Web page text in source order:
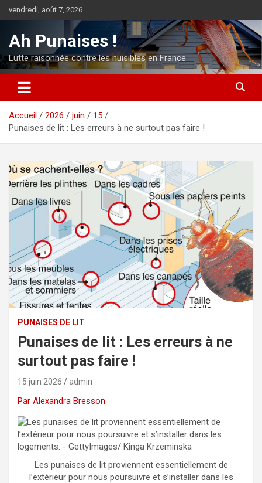
au
vendredi, août 7, 2026
Ah Punaises !
Lutte raisonnée contre les nuisibles en France
Accueil 2026 juin
15
Punaises de lit : Les erreurs à ne surtout pas faire !
PUNAISES DE LIT
Punaises de lit : Les erreurs à ne
surtout pas faire !
15 juin 2026 admin
Par Alexandra Bresson
Les punaises de lit proviennent essentiellement de
l’extérieur pour nous poursuivre et s’installer dans les